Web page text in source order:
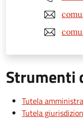
Strumenti
Tutela
Tutela